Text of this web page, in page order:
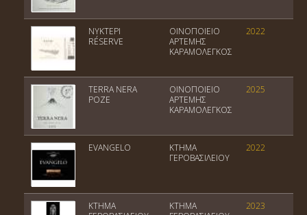
ΝΥΚΤΕΡΙ
RÉSERVE
ΟΙΝΟΠΟΙΕΙΟ
ΑΡΤΕΜΗΣ
ΚΑΡΑΜΟΛΕΓΚΟΣ
2022
TERRA NERA
ΡΟΖΕ
ΟΙΝΟΠΟΙΕΙΟ
ΑΡΤΕΜΗΣ
ΚΑΡΑΜΟΛΕΓΚΟΣ
2025
EVANGELO
ΚΤΗΜΑ
ΓΕΡΟΒΑΣΙΛΕΙΟΥ
2022
ΚΤΗΜΑ
ΚΤΗΜΑ
2023